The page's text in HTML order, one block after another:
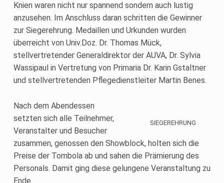
Knien waren nicht nur spannend sondern auch lustig
anzusehen. Im Anschluss daran schritten die Gewinner
zur Siegerehrung. Medaillen und Urkunden wurden
überreicht von Univ.Doz. Dr. Thomas Mück,
stellvertretender Generaldirektor der AUVA, Dr. Sylvia
Wassipaul in Vertretung von Primaria Dr. Karin Gstaltner
und stellvertretenden Pflegedienstleiter Martin Benes.
SIEGEREHRUNG
Nach dem Abendessen
setzten sich alle Teilnehmer,
Veranstalter und Besucher
zusammen, genossen den Showblock, holten sich die
Preise der Tombola ab und sahen die Prämierung des
Personals. Damit ging diese gelungene Veranstaltung zu
Ende.